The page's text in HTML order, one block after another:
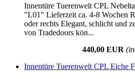
Innentüre Tuerenwelt CPL
"L01" Lieferzeit ca. 4-8 Wochen
oder rechts Elegant, schlicht und
von Tradedoors kön...
440,00 EUR
Innentüre Tuerenwelt CPL Eiche